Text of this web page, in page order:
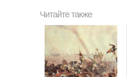
Читайте также